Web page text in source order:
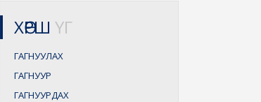
ХӨРШ ҮГ
ГАГНУУЛАХ
ГАГНУУР
ГАГНУУРДАХ